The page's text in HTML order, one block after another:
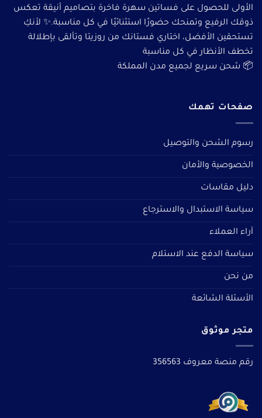
الأولى للحصول على فساتين سهرة فاخرة بتصاميم أنيقة تعكس
ذوقك الرفيع وتمنحك حضورًا استثنائيًا في كل مناسبة.✨ لأنكِ
تستحقين الأفضل، اختاري فستانك من روزيتا وتألقى بإطلالة
تخطف الأنظار في كل مناسبة
📦 شحن سريع لجميع مدن المملكة
صفحات تهمك
رسوم الشحن والتوصيل
الخصوصية والأمان
دليل مقاسات
سياسة الاستبدال والاسترجاع
آراء العملاء
سياسة الدفع عند الاستلام
من نحن
الأسئلة الشائعة
متجر موثوق
رقم منصة معروف 356563